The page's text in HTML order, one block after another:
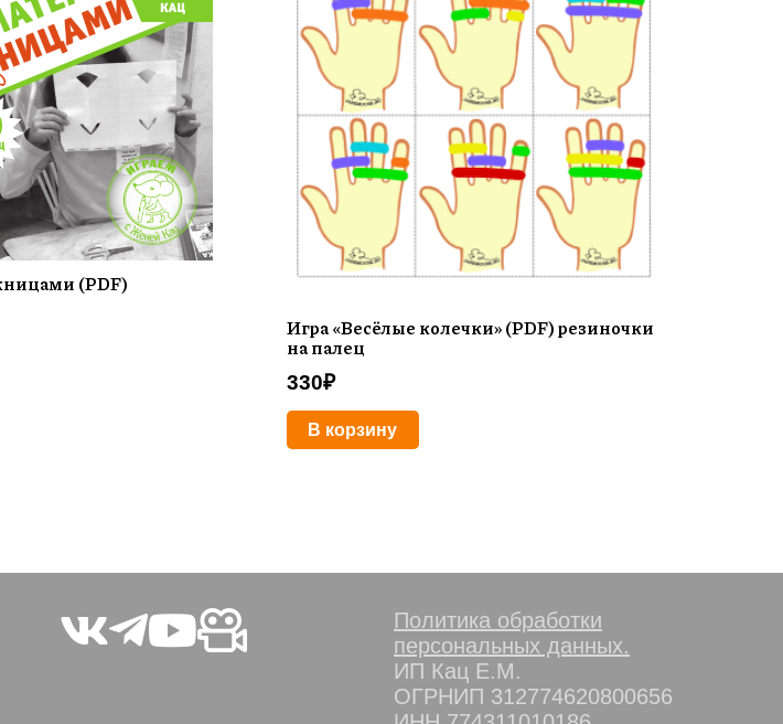
(PDF)
Игра «Весёлые колечки» (PDF) резиночки
на палец
330₽
В корзину
Политика обработки
персональных данных.
ИП Кац Е.М.
ОГРНИП 312774620800656